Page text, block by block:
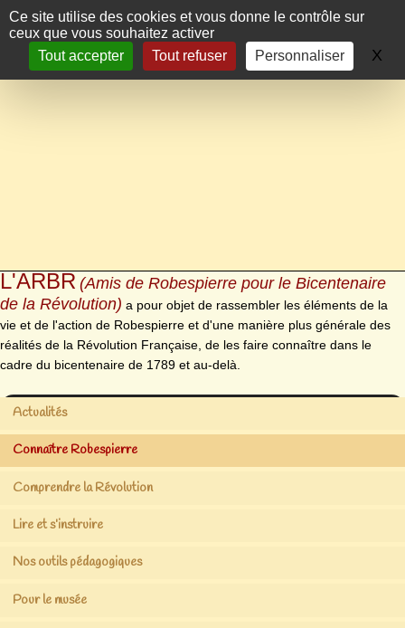
Panneau de gestion des cookies
Ce site utilise des cookies et vous donne le contrôle sur
ceux que vous souhaitez activer
Tout accepter
Tout refuser Personnaliser X
L'ARBR (Amis de Robespierre pour le Bicentenaire
de la Révolution) a pour objet de rassembler les éléments de la
vie et de l'action de Robespierre et d'une manière plus générale des
réalités de la Révolution Française, de les faire connaître dans le
cadre du bicentenaire de 1789 et au-delà.
Actualités
Connaître Robespierre
Comprendre la Révolution
Lire et s’instruire
Nos outils pédagogiques
Pour le musée